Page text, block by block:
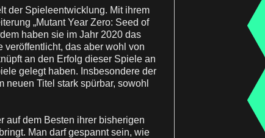
der Spieleentwicklung. Mit ihrem
„Mutant Year Zero: Seed of
haben sie im Jahr 2020 das
veröffentlicht, das aber wohl von
an den Erfolg dieser Spiele an
gelegt haben. Insbesondere der
neuen Titel stark spürbar, sowohl
auf dem Besten ihrer bisherigen
Man darf gespannt sein, wie